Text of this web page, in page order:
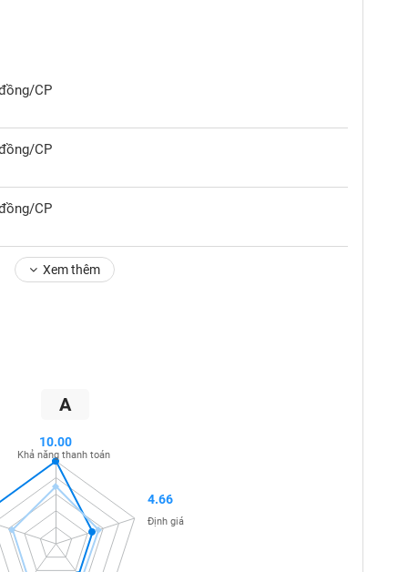
CP
CP
CP
Xem thêm
A
10.00
Khả năng thanh toán
4.66
Định giá